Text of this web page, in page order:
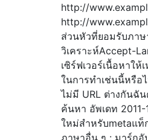
http://
http://
ส่วนหัวที่ยอมรับภา
วิเคราะห์Accept-
เซิร์ฟเวอร์เนื้อหาใ
ในการทำเช่นนี้หรือ
ไม่มี URL ต่างกันฉัน
ค้นหา อัพเดท
ใหม่สำหรับmetaแท็
ภาษาอื่น ๆ : มาร์กอั